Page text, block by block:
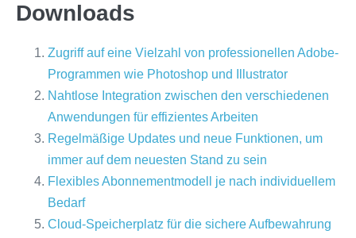
Downloads
Zugriff auf eine Vielzahl von professionellen Adobe-
Programmen wie Photoshop und Illustrator
Nahtlose Integration zwischen den verschiedenen
Anwendungen für effizientes Arbeiten
Regelmäßige Updates und neue Funktionen, um
immer auf dem neuesten Stand zu sein
Flexibles Abonnementmodell je nach individuellem
Bedarf
Cloud-Speicherplatz für die sichere Aufbewahrung